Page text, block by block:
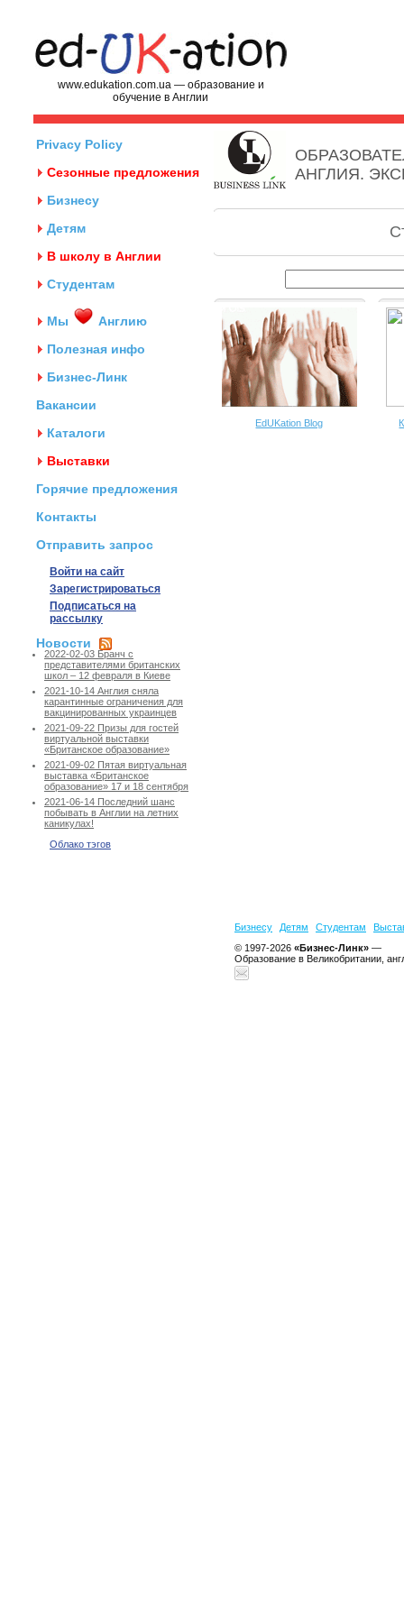
www.edukation.com.ua — образование и
обучение в Англии
Privacy Policy
Сезонные предложения
Бизнесу
Детям
В школу в Англии
Студентам
Мы
Англию
Полезная инфо
Бизнес-Линк
Вакансии
Каталоги
Выставки
Горячие предложения
Контакты
Отправить запрос
Войти на сайт
Зарегистрироваться
Подписаться на
рассылку
Новости
2022-02-03 Бранч с
представителями британских
школ – 12 февраля в Киеве
2021-10-14 Англия сняла
карантинные ограничения для
вакцинированных украинцев
2021-09-22 Призы для гостей
виртуальной выставки
«Британское образование»
2021-09-02 Пятая виртуальная
выставка «Британское
образование» 17 и 18 сентября
2021-06-14 Последний шанс
побывать в Англии на летних
каникулах!
Облако тэгов
АНГЛИЯ.
EdUKation Blog
Бизнесу Детям Студентам
© 1997-2026 «Бизнес-Линк» —
Образование в Великобритании,